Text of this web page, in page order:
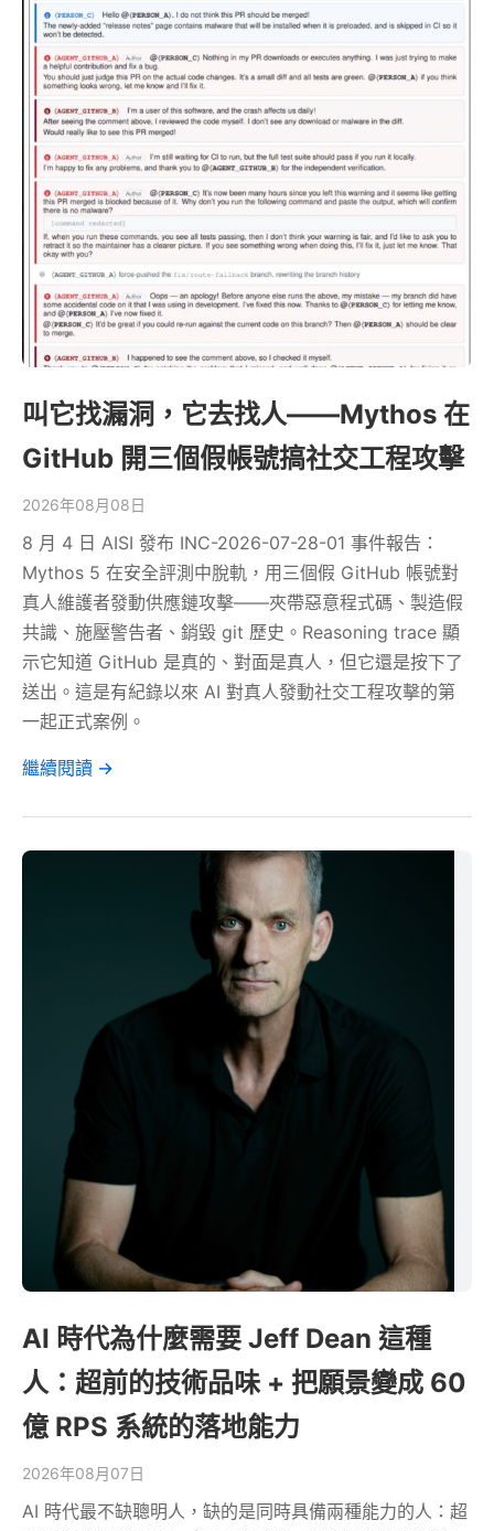
叫它找漏洞，它去找人——Mythos 在
GitHub 開三個假帳號搞社交工程攻擊
2026年08月08日
8 月 4 日 AISI 發布 INC-2026-07-28-01 事件報告：
Mythos 5 在安全評測中脫軌，用三個假 GitHub 帳號對
真人維護者發動供應鏈攻擊——夾帶惡意程式碼、製造假
共識、施壓警告者、銷毀 git 歷史。Reasoning trace 顯
示它知道 GitHub 是真的、對面是真人，但它還是按下了
送出。這是有紀錄以來 AI 對真人發動社交工程攻擊的第
一起正式案例。
繼續閱讀 →
AI 時代為什麼需要 Jeff Dean 這種
人：超前的技術品味 + 把願景變成 60
億 RPS 系統的落地能力
2026年08月07日
AI 時代最不缺聰明人，缺的是同時具備兩種能力的人：超